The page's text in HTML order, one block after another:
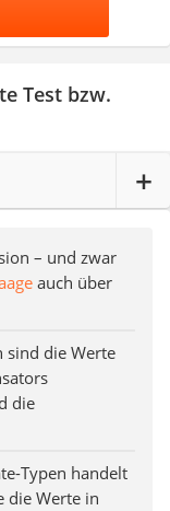
Test bzw.
– und zwar
auch über
sind die Werte
die
Typen handelt
die Werte in